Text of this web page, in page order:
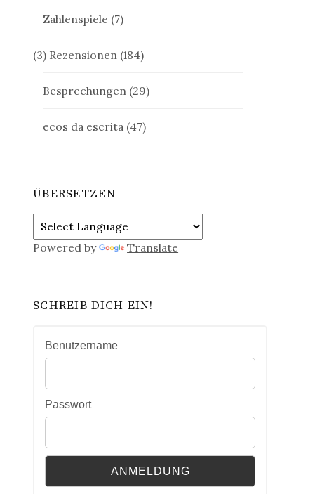
Zahlenspiele (7)
(3) Rezensionen (184)
Besprechungen (29)
ecos da escrita (47)
ÜBERSETZEN
Powered by Translate
SCHREIB DICH EIN!
Benutzername
Passwort